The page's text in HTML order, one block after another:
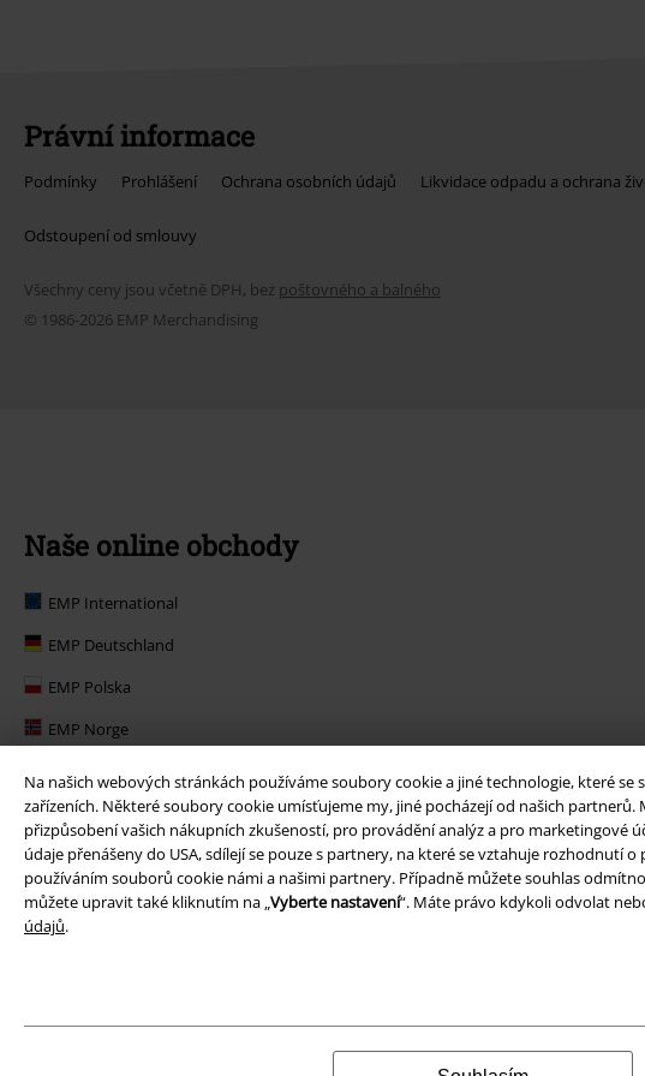
Na našich webových stránkách používáme soubory cookie a jiné technologie, které
zařízeních. Některé soubory cookie umísťujeme my, jiné pocházejí od našich
přizpůsobení vašich nákupních zkušeností, pro provádění analýz a pro marketingové
údaje přenášeny do USA, sdílejí se pouze s partnery, na které se vztahuje rozhodnutí
používáním souborů cookie námi a našimi partnery. Případně můžete souhlas
můžete upravit také kliknutím na „Vyberte nastavení“. Máte právo kdykoli odvolat
údajů.
Právní informace
Podmínky Prohlášení Ochrana osobních údajů Likvidace odpadu a ochrana
Odstoupení od smlouvy
Všechny ceny jsou včetně DPH, bez poštovného a balného
© 1986-2026 EMP Merchandising
Naše online obchody
EMP International
EMP Deutschland
EMP Polska
EMP Norge
EMP Suomi
EMP United Kingdom
EMP Danmark
EMP Österreich
Large Belgique